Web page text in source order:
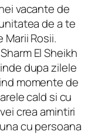
vacante de
de a te
Rosii.
El Sheikh
dupa zilele
momente de
cald si cu
crea amintiri
cu persoana